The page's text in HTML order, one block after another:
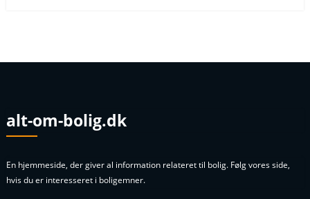
alt-om-bolig.dk
En hjemmeside, der giver al information relateret til bolig. Følg vores side,
hvis du er interesseret i boligemner.